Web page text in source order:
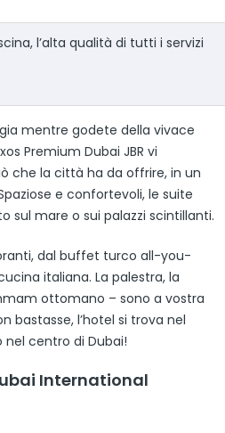
l’alta qualità di tutti i servizi
mentre godete della vivace
Premium Dubai JBR vi
che la città ha da offrire, in un
e confortevoli, le suite
sul mare o sui palazzi scintillanti.
dal buffet turco all-you-
italiana. La palestra, la
ottomano – sono a vostra
bastasse, l’hotel si trova nel
nel centro di Dubai!
International